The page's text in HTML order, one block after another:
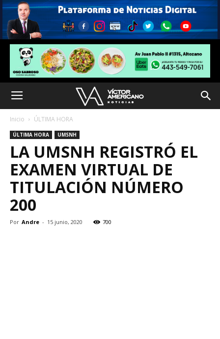
Inicio ÚLTIMA HORA
ÚLTIMA HORA UMSNH
LA UMSNH REGISTRÓ EL
EXAMEN VIRTUAL DE
TITULACIÓN NÚMERO
200
Por Andre - 15 junio, 2020 700